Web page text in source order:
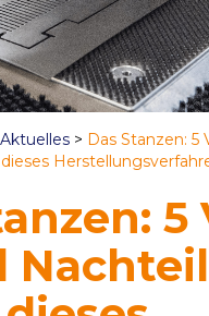
Aktuelles > Das Stanzen: 5
5